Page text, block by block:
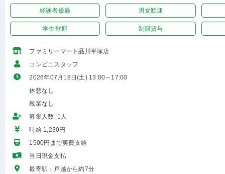
経験者優遇 男女歓迎
学生歓迎 制服貸与
ファミリーマート品川平塚店
コンビニスタッフ
2026年07月18日(土) 13:00～17:00
休憩なし
残業なし
募集人数 1人
時給 1,230円
1500円まで実費支給
当日現金支払
最寄駅：戸越から約7分